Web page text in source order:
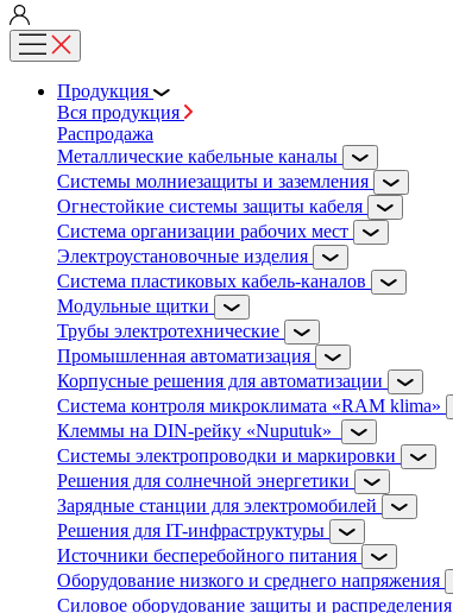
Продукция
Вся продукция
Распродажа
Металлические кабельные каналы
Системы молниезащиты и заземления
Огнестойкие системы защиты кабеля
Система организации рабочих мест
Электроустановочные изделия
Система пластиковых кабель-каналов
Модульные щитки
Трубы электротехнические
Промышленная автоматизация
Корпусные решения для автоматизации
Система контроля микроклимата «RAM klima»
Клеммы на DIN-рейку «Nuputuk»
Системы электропроводки и маркировки
Решения для солнечной энергетики
Зарядные станции для электромобилей
Решения для IT-инфраструктуры
Источники бесперебойного питания
Оборудование низкого и среднего напряжения
Силовое оборудование защиты и распределения